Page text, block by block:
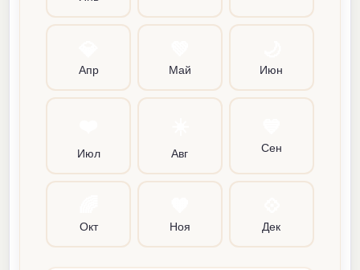
Апр Май Июн
Июл Авг Сен
Окт Ноя Дек